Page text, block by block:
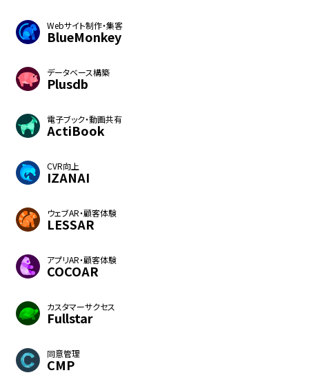
Webサイト制作・集客
BlueMonkey
データベース構築
Plusdb
電子ブック・動画共有
ActiBook
CVR向上
IZANAI
ウェブAR・顧客体験
LESSAR
アプリAR・顧客体験
COCOAR
カスタマーサクセス
Fullstar
同意管理
CMP